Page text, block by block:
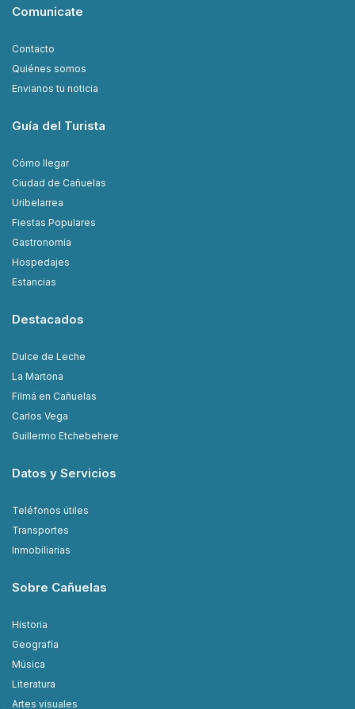
Comunicate
Contacto
Quiénes somos
Envianos tu noticia
Guía del Turista
Cómo llegar
Ciudad de Cañuelas
Uribelarrea
Fiestas Populares
Gastronomía
Hospedajes
Estancias
Destacados
Dulce de Leche
La Martona
Filmá en Cañuelas
Carlos Vega
Guillermo Etchebehere
Datos y Servicios
Teléfonos útiles
Transportes
Inmobiliarias
Sobre Cañuelas
Historia
Geografía
Música
Literatura
Artes visuales